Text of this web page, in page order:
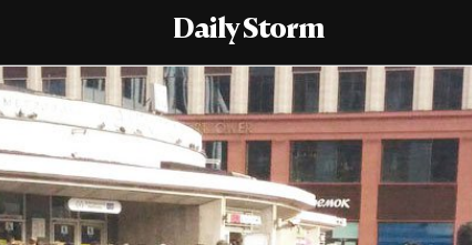
Daily Storm